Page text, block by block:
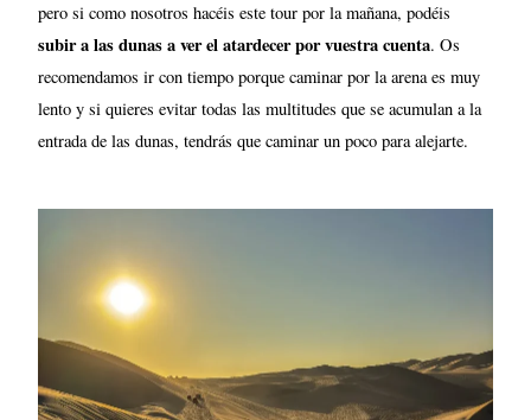
pero si como nosotros hacéis este tour por la mañana, podéis
subir a las dunas a ver el atardecer por vuestra cuenta. Os
recomendamos ir con tiempo porque caminar por la arena es muy
lento y si quieres evitar todas las multitudes que se acumulan a la
entrada de las dunas, tendrás que caminar un poco para alejarte.